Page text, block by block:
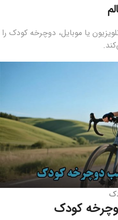
یا موبایل، دوچرخه کودک را
کودک